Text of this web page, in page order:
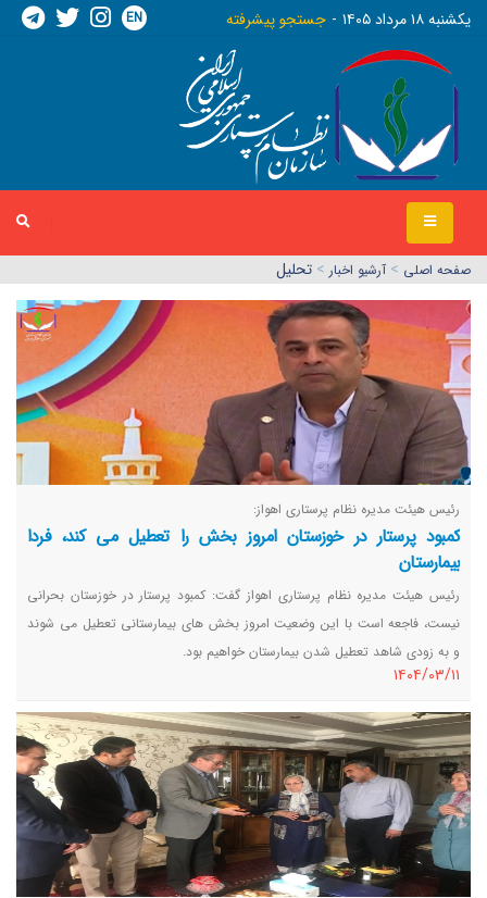
يکشنبه ١٨ مرداد ١٤٠٥ جستجو پیشرفته EN
صفحه اصلي > آرشیو اخبار > تحلیل
رئیس هیئت مدیره نظام پرستاری اهواز:
کمبود پرستار در خوزستان امروز بخش را تعطیل می کند، فردا
بیمارستان
رئیس هیئت مدیره نظام پرستاری اهواز گفت: کمبود پرستار در خوزستان بحرانی
نیست، فاجعه است با این وضعیت امروز بخش های بیمارستانی تعطیل می شوند
و به زودی شاهد تعطیل شدن بیمارستان خواهیم بود.
١٤٠٤/٠٣/١١